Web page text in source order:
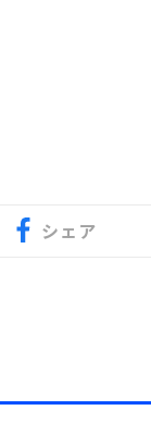
シェア